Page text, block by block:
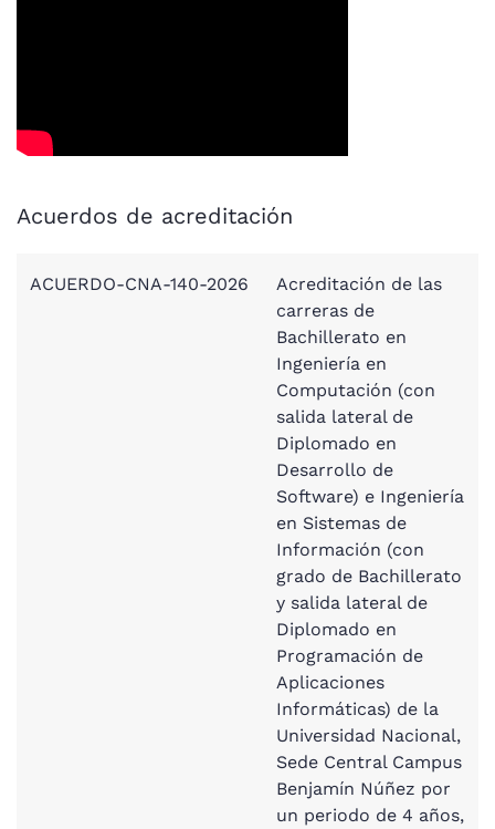
Acuerdos de acreditación
ACUERDO-CNA-140-2026
Acreditación de las
carreras de
Bachillerato en
Ingeniería en
Computación (con
salida lateral de
Diplomado en
Desarrollo de
Software) e Ingeniería
en Sistemas de
Información (con
grado de Bachillerato
y salida lateral de
Diplomado en
Programación de
Aplicaciones
Informáticas) de la
Universidad Nacional,
Sede Central Campus
Benjamín Núñez por
un periodo de 4 años,